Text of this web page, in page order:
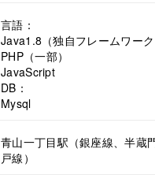
言語：
Java1.8（独自フレームワーク
PHP（一部）
JavaScript
DB：
Mysql
青山一丁目駅（銀座線、半蔵
戸線）